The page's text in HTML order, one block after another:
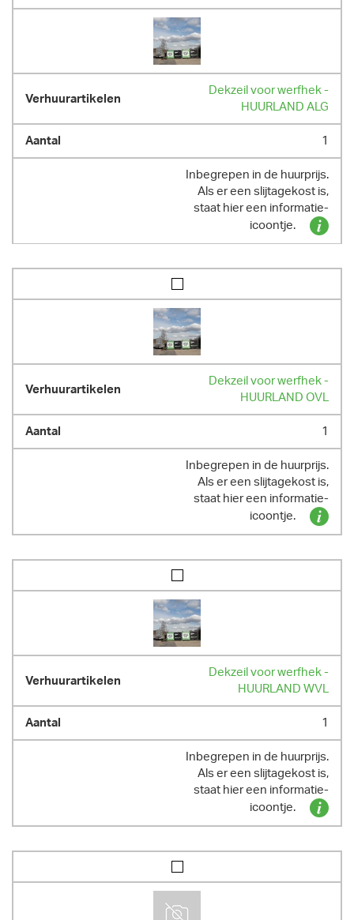
Dekzeil voor werfhek -
HUURLAND ALG
1
Inbegrepen in de huurprijs.
Als er een slijtagekost is,
staat hier een informatie-
icoontje.
Dekzeil voor werfhek -
HUURLAND OVL
1
Inbegrepen in de huurprijs.
Als er een slijtagekost is,
staat hier een informatie-
icoontje.
Dekzeil voor werfhek -
HUURLAND WVL
1
Inbegrepen in de huurprijs.
Als er een slijtagekost is,
staat hier een informatie-
icoontje.